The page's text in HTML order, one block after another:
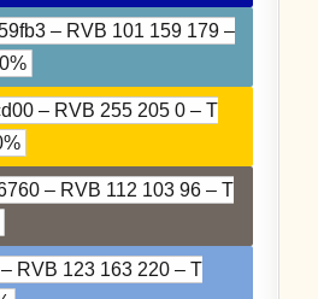
– RVB 101 159 179 –
– RVB 255 205 0 – T
– RVB 112 103 96 – T
RVB 123 163 220 – T